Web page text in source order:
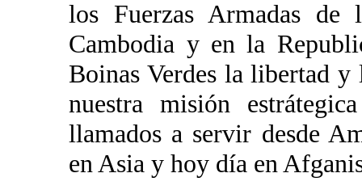
los Fuerzas Armadas
Cambodia y en la
Boinas Verdes la libertad
nuestra misión
llamados a servir desde
en Asia y hoy día en